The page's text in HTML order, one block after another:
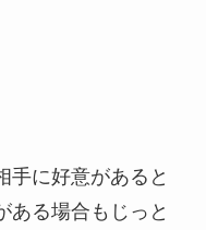
手に好意があると
ある場合もじっと